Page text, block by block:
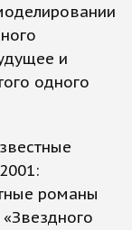
и
одного
романы